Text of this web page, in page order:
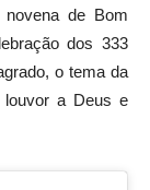
de Bom
dos 333
o tema da
louvor a Deus e